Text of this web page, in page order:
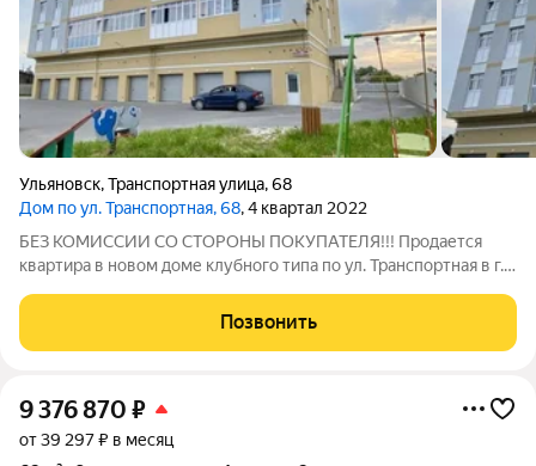
Ульяновск,Транспортная улица,68
Дом по ул. Транспортная, 68, 4 квартал 2022
БЕЗ КОМИССИИ СО СТОРОНЫ ПОКУПАТЕЛЯ!!! Продается
квартира в новом доме клубного типа по ул. Транспортная в г.
отоплением (газовый котел), просторные комнаты 21,5+12,6
кв.м., лоджия 6,5 кв.м. с выходом
Позвонить
9 376 870 ₽
от 39 297 ₽ в месяц